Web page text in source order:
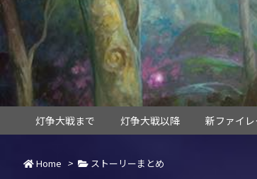
灯争大戦まで 灯争大戦以降 新ファイ
Home > ストーリーまとめ